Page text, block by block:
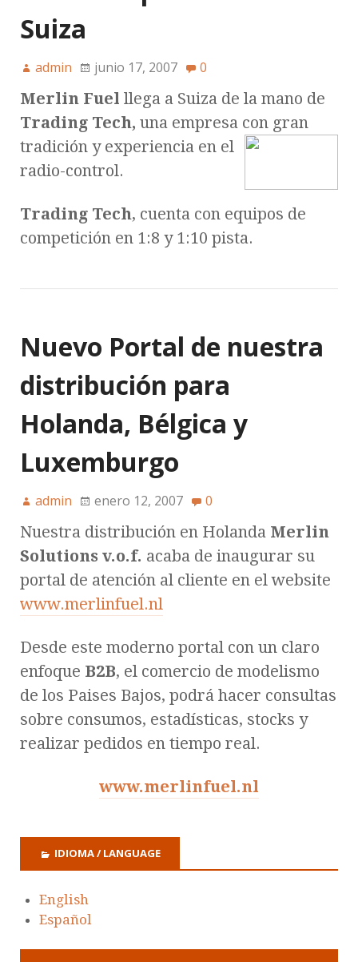
Suiza
admin junio 17, 2007 0
Merlin Fuel llega a Suiza de la mano de
Trading Tech, una empresa con gran
tradición y experiencia en el
radio-control.
Trading Tech, cuenta con equipos de
competición en 1:8 y 1:10 pista.
Nuevo Portal de nuestra
distribución para
Holanda, Bélgica y
Luxemburgo
admin enero 12, 2007 0
Nuestra distribución en Holanda Merlin
Solutions v.o.f. acaba de inaugurar su
portal de atención al cliente en el website
www.merlinfuel.nl
Desde este moderno portal con un claro
enfoque B2B, el comercio de modelismo
de los Paises Bajos, podrá hacer consultas
sobre consumos, estadísticas, stocks y
realizar pedidos en tiempo real.
www.merlinfuel.nl
IDIOMA / LANGUAGE
English
Español